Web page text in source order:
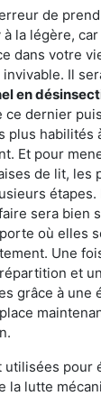
de
la légère,
dans votre
Il
en
ce dernier
plus habilités
Et pour
de lit, les
étapes.
sera bien
où elles
Une
et
grâce à une
utilisées pour
la lutte